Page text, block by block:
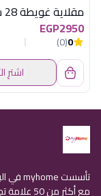
EGP2950
0
(0)
اشترِ
مع أكثر